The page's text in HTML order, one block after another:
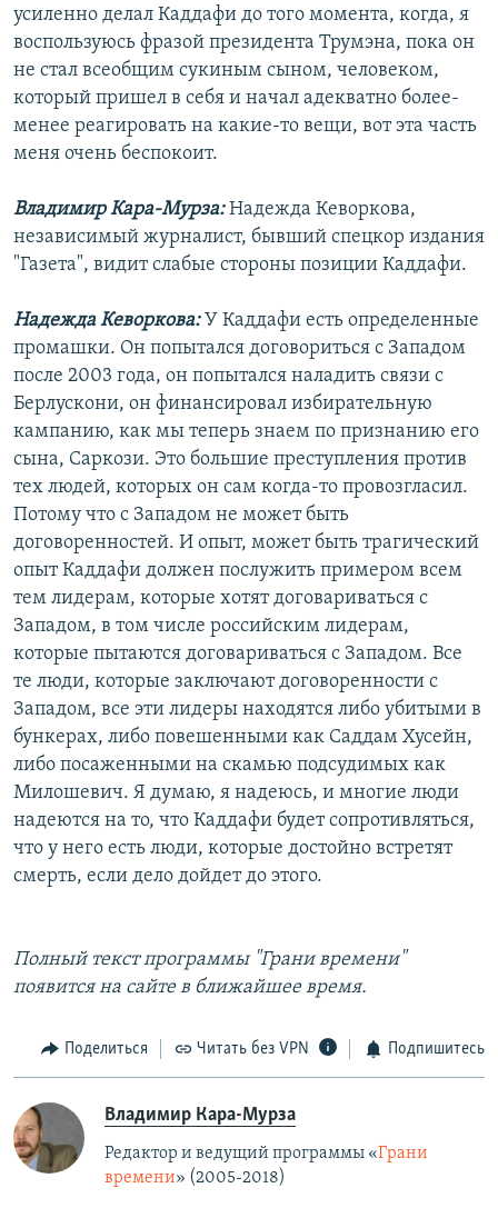
усиленно делал Каддафи до того момента, когда, я
воспользуюсь фразой президента Трумэна, пока он
не стал всеобщим сукиным сыном, человеком,
который пришел в себя и начал адекватно более-
менее реагировать на какие-то вещи, вот эта часть
меня очень беспокоит.
Владимир Кара-Мурза:Надежда Кеворкова,
независимый журналист, бывший спецкор издания
"Газета", видит слабые стороны позиции Каддафи.
Надежда Кеворкова: У Каддафи есть определенные
промашки. Он попытался договориться с Западом
после 2003 года, он попытался наладить связи с
Берлускони, он финансировал избирательную
кампанию, как мы теперь знаем по признанию его
сына, Саркози. Это большие преступления против
тех людей, которых он сам когда-то провозгласил.
Потому что с Западом не может быть
договоренностей. И опыт, может быть трагический
опыт Каддафи должен послужить примером всем
тем лидерам, которые хотят договариваться с
Западом, в том числе российским лидерам,
которые пытаются договариваться с Западом. Все
те люди, которые заключают договоренности с
Западом, все эти лидеры находятся либо убитыми в
бункерах, либо повешенными как Саддам Хусейн,
либо посаженными на скамью подсудимых как
Милошевич. Я думаю, я надеюсь, и многие люди
надеются на то, что Каддафи будет сопротивляться,
что у него есть люди, которые достойно встретят
смерть, если дело дойдет до этого.
Полный текст программы "Грани времени"
появится на сайте в ближайшее время.
Поделиться Читать без VPN Подпишитесь
Владимир Кара-Мурза
Редактор и ведущий программы «Грани
времени» (2005-2018)